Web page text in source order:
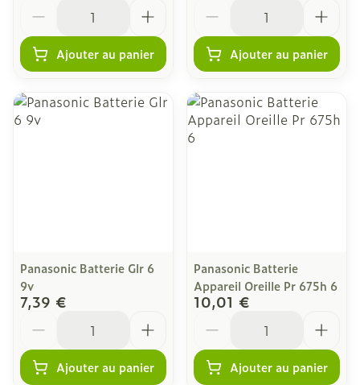
Ajouter au panier Ajouter au panier
Panasonic Batterie Glr 6
9v
7,39 €
Ajouter au panier
Panasonic Batterie
Appareil Oreille Pr 675h 6
10,01 €
Ajouter au panier